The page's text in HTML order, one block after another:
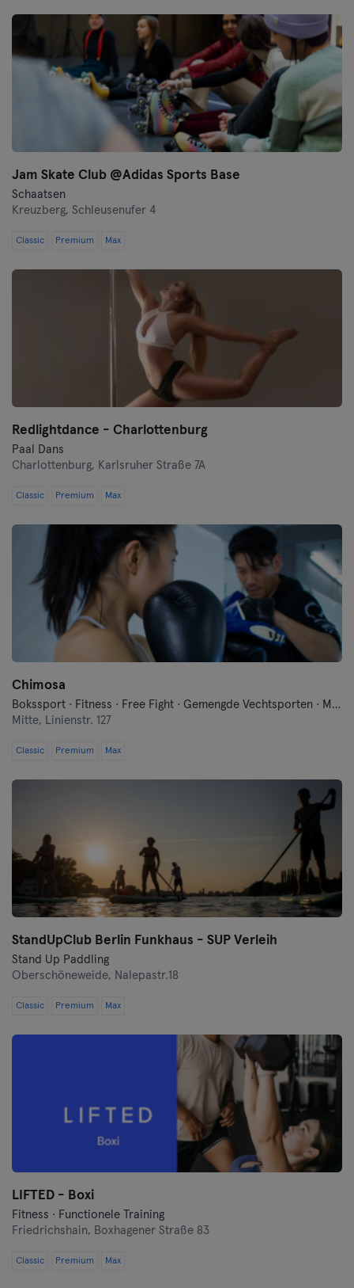
Jam Skate Club @Adidas Sports Base
Schaatsen
Kreuzberg, Schleusenufer 4
Classic Premium Max
Redlightdance - Charlottenburg
Paal Dans
Charlottenburg, Karlsruher Straße 7A
Classic Premium Max
Chimosa
Bokssport · Fitness · Free Fight · Gemengde Vechtsporten · Moderne Zelfverdediging · Qi Gong en Tai Chi · Traditionele Aziatische Vechtsporten
Mitte, Linienstr. 127
Classic Premium Max
StandUpClub Berlin Funkhaus - SUP Verleih
Stand Up Paddling
Oberschöneweide, Nalepastr.18
Classic Premium Max
LIFTED - Boxi
Fitness · Functionele Training
Friedrichshain, Boxhagener Straße 83
Classic Premium Max